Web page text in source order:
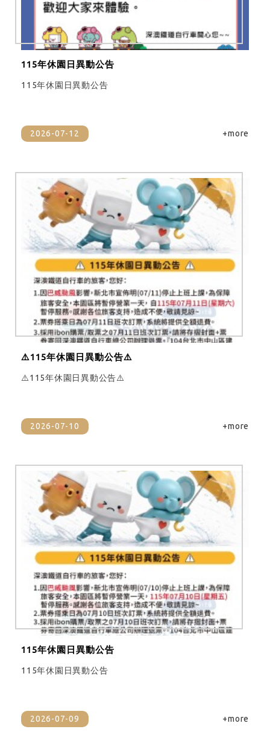
115年休園日異動公告
115年休園日異動公告
2026-07-12 +more
⚠️115年休園日異動公告⚠️
⚠️115年休園日異動公告⚠️
2026-07-10 +more
115年休園日異動公告
115年休園日異動公告
2026-07-09 +more